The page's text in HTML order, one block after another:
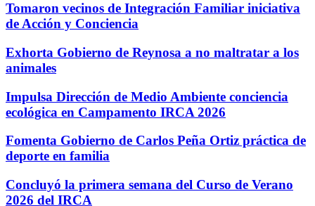
Tomaron vecinos de Integración Familiar iniciativa
de Acción y Conciencia
Exhorta Gobierno de Reynosa a no maltratar a los
animales
Impulsa Dirección de Medio Ambiente conciencia
ecológica en Campamento IRCA 2026
Fomenta Gobierno de Carlos Peña Ortiz práctica de
deporte en familia
Concluyó la primera semana del Curso de Verano
2026 del IRCA